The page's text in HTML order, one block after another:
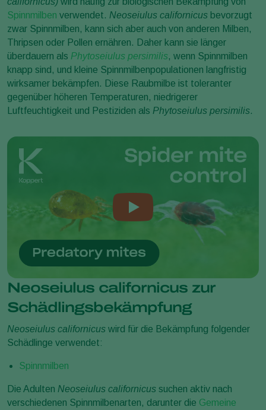
Spinnmilben verwendet. Neoseiulus californicus bevorzugt
zwar Spinnmilben, kann sich aber auch von anderen Milben,
Thripsen oder Pollen ernähren. Daher kann sie länger
überdauern als Phytoseiulus persimilis, wenn Spinnmilben
knapp sind, und kleine Spinnmilbenpopulationen langfristig
wirksamer bekämpfen. Diese Raubmilbe ist toleranter
gegenüber höheren Temperaturen, niedrigerer
Luftfeuchtigkeit und Pestiziden als Phytoseiulus persimilis.
Neoseiulus californicus zur
Schädlingsbekämpfung
Neoseiulus californicus wird für die Bekämpfung folgender
Schädlinge verwendet:
Spinnmilben
Die Adulten Neoseiulus californicus suchen aktiv nach
verschiedenen Spinnmilbenarten, darunter die Gemeine